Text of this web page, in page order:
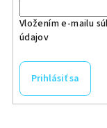
Vložením e-mailu
údajov
Prihlásiť sa